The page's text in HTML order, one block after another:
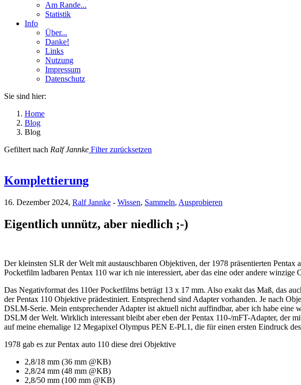
Am Rande...
Statistik
Info
Über...
Danke!
Links
Nutzung
Impressum
Datenschutz
Sie sind hier:
Home
Blog
Blog
Gefiltert nach Ralf Jannke Filter zurücksetzen
Komplettierung
16. Dezember 2024, Ralf Jannke - Wissen, Sammeln, Ausprobieren
Eigentlich unnütz, aber niedlich ;-)
Der kleinsten SLR der Welt mit austauschbaren Objektiven, der 1978 präsentierten
Pocketfilm ladbaren Pentax 110 war ich nie interessiert, aber das eine oder andere
Das Negativformat des 110er Pocketfilms beträgt 13 x 17 mm. Also exakt das Maß, das
der Pentax 110 Objektive prädestiniert. Entsprechend sind Adapter vorhanden. Je nach
DSLM-Serie. Mein entsprechender Adapter ist aktuell nicht auffindbar, aber ich habe eine
DSLM der Welt. Wirklich interessant bleibt aber eben der Pentax 110-/mFT-Adapter,
auf meine ehemalige 12 Megapixel Olympus PEN E-PL1, die für einen ersten Eindruck
1978 gab es zur Pentax auto 110 diese drei Objektive
2,8/18 mm (36 mm @KB)
2,8/24 mm (48 mm @KB)
2,8/50 mm (100 mm @KB)